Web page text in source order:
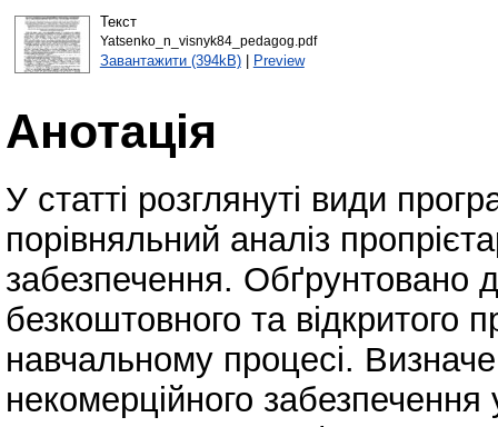
Текст
Yatsenko_n_visnyk84_pedagog.pdf
Завантажити (394kB)| Preview
Анотація
У статті розглянуті види
порівняльний аналіз
забезпечення. Обґрунтовано
безкоштовного та відкритого
навчальному процесі.
некомерційного